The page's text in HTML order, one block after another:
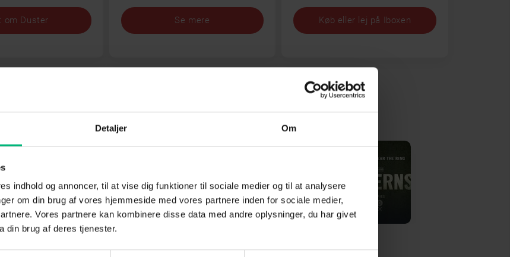
Detaljer Om
indhold og annoncer, til at vise dig funktioner til sociale medier og til at analysere
om din brug af vores hjemmeside med vores partnere inden for sociale medier,
Vores partnere kan kombinere disse data med andre oplysninger, du har givet
din brug af deres tjenester.
om Duster Se mere Køb eller lej på Iboxen
See
Robinson Ekspeditionen
S27
Lanterns